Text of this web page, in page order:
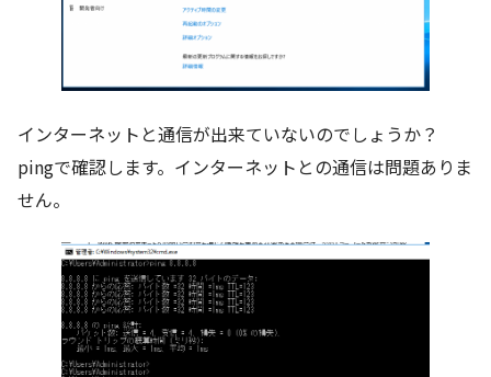
インターネットと通信が出来ていないのでしょうか？
pingで確認します。インターネットとの通信は問題ありま
せん。